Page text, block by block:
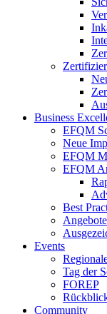
Business
EFQM
Neue
EFQM
EFQM
Best
Angebote
Events
Tag der
FOREP
Community